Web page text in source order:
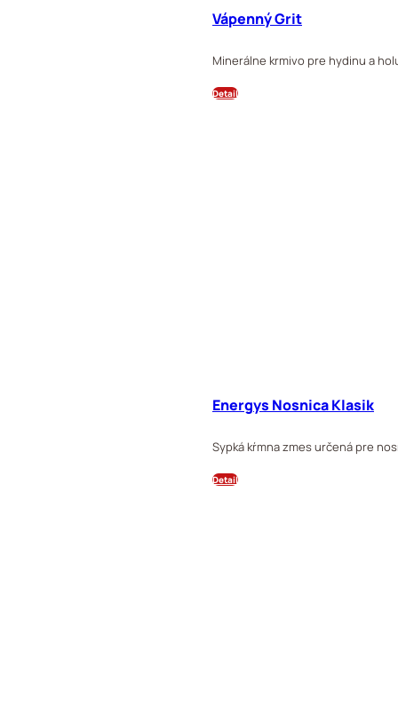
Vápenný Grit
Minerálne krmivo pre hydinu a
Detail
Energys Nosnica Klasik
Sypká kŕmna zmes určená pre
Detail